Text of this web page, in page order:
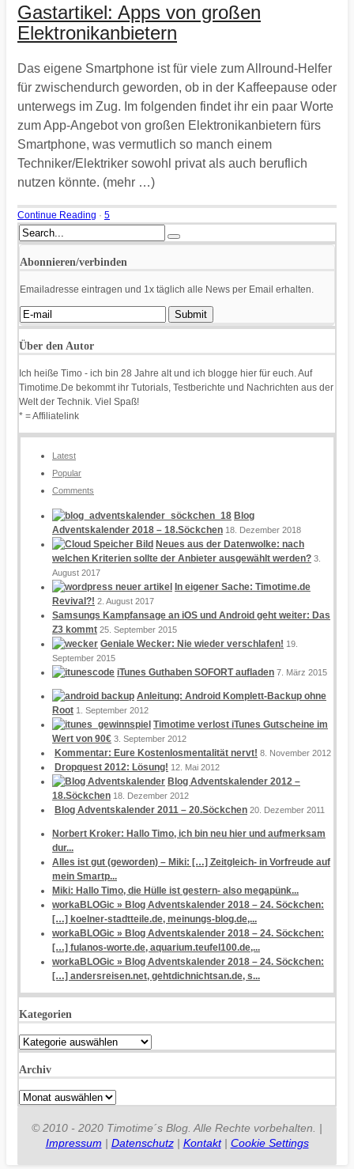
Gastartikel: Apps von großen
Elektronikanbietern
Das eigene Smartphone ist für viele zum Allround-Helfer
für zwischendurch geworden, ob in der Kaffeepause oder
unterwegs im Zug. Im folgenden findet ihr ein paar Worte
zum App-Angebot von großen Elektronikanbietern fürs
Smartphone, was vermutlich so manch einem
Techniker/Elektriker sowohl privat als auch beruflich
nutzen könnte. (mehr …)
Continue Reading · 5
Abonnieren/verbinden
Emailadresse eintragen und 1x täglich alle News per Email erhalten.
Über den Autor
Ich heiße Timo - ich bin 28 Jahre alt und ich blogge hier für euch. Auf
Timotime.De bekommt ihr Tutorials, Testberichte und Nachrichten aus der
Welt der Technik. Viel Spaß!
* = Affiliatelink
Latest
Popular
Comments
Blog
Adventskalender 2018 – 18.Söckchen 18. Dezember 2018
Neues aus der Datenwolke: nach
welchen Kriterien sollte der Anbieter ausgewählt werden? 3.
August 2017
In eigener Sache: Timotime.de
Revival?! 2. August 2017
Samsungs Kampfansage an iOS und Android geht weiter: Das
Z3 kommt 25. September 2015
Geniale Wecker: Nie wieder verschlafen! 19.
September 2015
iTunes Guthaben SOFORT aufladen 7. März 2015
Anleitung: Android Komplett-Backup ohne
Root 1. September 2012
Timotime verlost iTunes Gutscheine im
Wert von 90€ 3. September 2012
Kommentar: Eure Kostenlosmentalität nervt! 8. November 2012
Dropquest 2012: Lösung! 12. Mai 2012
Blog Adventskalender 2012 –
18.Söckchen 18. Dezember 2012
Blog Adventskalender 2011 – 20.Söckchen 20. Dezember 2011
Norbert Kroker: Hallo Timo, ich bin neu hier und aufmerksam
dur...
Alles ist gut (geworden) – Miki: […] Zeitgleich- in Vorfreude auf
mein Smartp...
Miki: Hallo Timo, die Hülle ist gestern- also megapünk...
workaBLOGic » Blog Adventskalender 2018 – 24. Söckchen:
[…] koelner-stadtteile.de, meinungs-blog.de,...
workaBLOGic » Blog Adventskalender 2018 – 24. Söckchen:
[…] fulanos-worte.de, aquarium.teufel100.de,...
workaBLOGic » Blog Adventskalender 2018 – 24. Söckchen:
[…] andersreisen.net, gehtdichnichtsan.de, s...
Kategorien
Kategorien
Archiv
Archiv
© 2010 - 2020 Timotime´s Blog. Alle Rechte vorbehalten. |
Impressum | Datenschutz| Kontakt| Cookie Settings